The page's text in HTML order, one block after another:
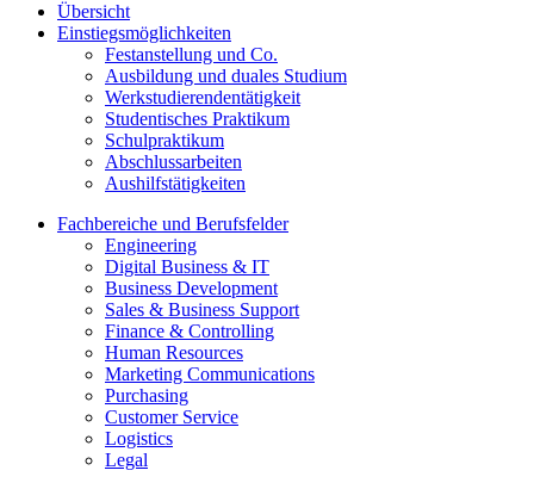
Übersicht
Einstiegsmöglichkeiten
Festanstellung und Co.
Ausbildung und duales Studium
Werkstudierendentätigkeit
Studentisches Praktikum
Schulpraktikum
Abschlussarbeiten
Aushilfstätigkeiten
Fachbereiche und Berufsfelder
Engineering
Digital Business & IT
Business Development
Sales & Business Support
Finance & Controlling
Human Resources
Marketing Communications
Purchasing
Customer Service
Logistics
Legal